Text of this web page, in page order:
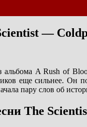
—
A Rush of
еще сильнее. Он
пару слов об
The